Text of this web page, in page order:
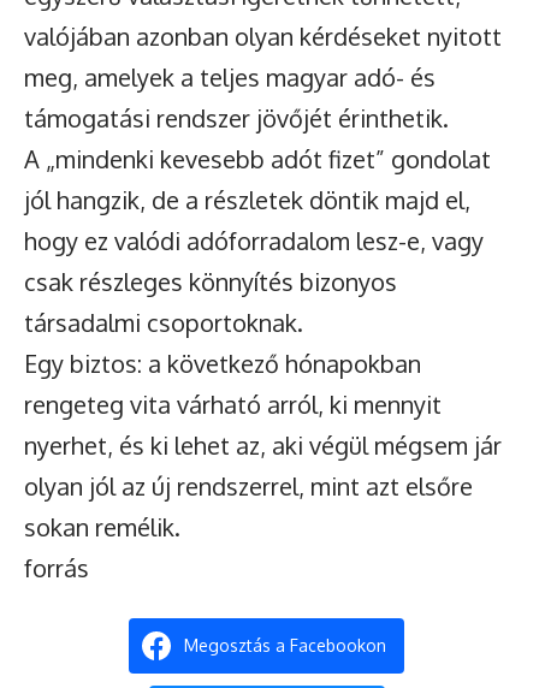
valójában azonban olyan kérdéseket nyitott
meg, amelyek a teljes magyar adó- és
támogatási rendszer jövőjét érinthetik.
A „mindenki kevesebb adót fizet” gondolat
jól hangzik, de a részletek döntik majd el,
hogy ez valódi adóforradalom lesz-e, vagy
csak részleges könnyítés bizonyos
társadalmi csoportoknak.
Egy biztos: a következő hónapokban
rengeteg vita várható arról, ki mennyit
nyerhet, és ki lehet az, aki végül mégsem jár
olyan jól az új rendszerrel, mint azt elsőre
sokan remélik.
forrás
Megosztás a Facebookon